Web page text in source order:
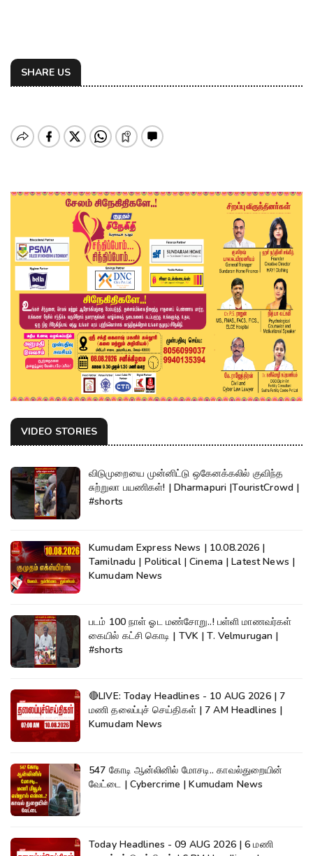
SHARE US
VIDEO STORIES
விடுமுறையை முன்னிட்டு ஒகேனக்கலில் குவிந்த
சுற்றுலா பயணிகள்! | Dharmapuri |TouristCrowd |
#shorts
Kumudam Express News | 10.08.2026 |
Tamilnadu | Political | Cinema | Latest News |
Kumudam News
படம் 100 நாள் ஓட மண்சோறு..! பள்ளி மாணவர்கள்
கையில் கட்சி கொடி | TVK | T. Velmurugan |
#shorts
🔴LIVE: Today Headlines - 10 AUG 2026 | 7
மணி தலைப்புச் செய்திகள் | 7 AM Headlines |
Kumudam News
547 கோடி ஆன்லினில் மோசடி.. காவல்துறையின்
வேட்டை | Cybercrime | Kumudam News
Today Headlines - 09 AUG 2026 | 6 மணி